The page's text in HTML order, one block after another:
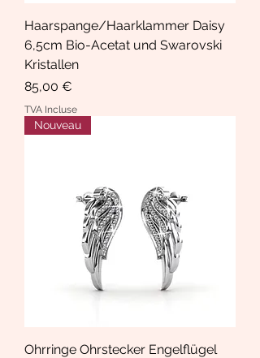
Haarspange/Haarklammer Daisy
6,5cm Bio-Acetat und Swarovski
Kristallen
Prix
85,00 €
TVA Incluse
Nouveau
Ohrringe Ohrstecker Engelflügel